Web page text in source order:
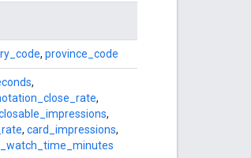
, province_code
,
,
,
, card_impressions,